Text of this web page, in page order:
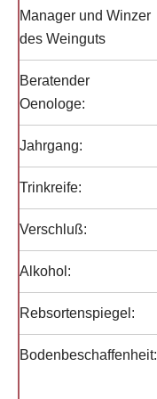
Manager und Winzer
des Weinguts
Beratender
Oenologe:
Jahrgang:
Trinkreife:
Verschluß:
Alkohol:
Rebsortenspiegel:
Bodenbeschaffenheit: